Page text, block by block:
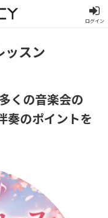
ログイン
ッスン
くの音楽会の
奏のポイントを